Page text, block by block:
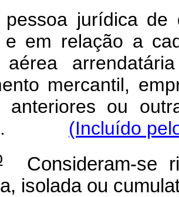
jurídica de
e em relação a
aérea
mercantil,
anteriores ou
(Incluído
Consideram-se
isolada ou